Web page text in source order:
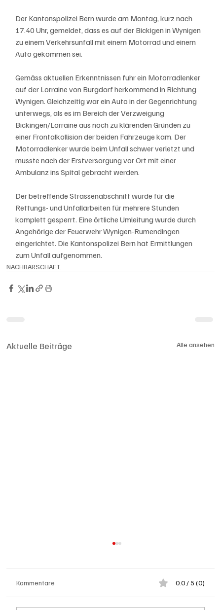
Der Kantonspolizei Bern wurde am Montag, kurz nach
17.40 Uhr, gemeldet, dass es auf der Bickigen in Wynigen
zu einem Verkehrsunfall mit einem Motorrad und einem
Auto gekommen sei.
Gemäss aktuellen Erkenntnissen fuhr ein Motorradlenker
auf der Lorraine von Burgdorf herkommend in Richtung
Wynigen. Gleichzeitig war ein Auto in der Gegenrichtung
unterwegs, als es im Bereich der Verzweigung
Bickingen/Lorraine aus noch zu klärenden Gründen zu
einer Frontalkollision der beiden Fahrzeuge kam. Der
Motorradlenker wurde beim Unfall schwer verletzt und
musste nach der Erstversorgung vor Ort mit einer
Ambulanz ins Spital gebracht werden.
Der betreffende Strassenabschnitt wurde für die
Rettungs- und Unfallarbeiten für mehrere Stunden
komplett gesperrt. Eine örtliche Umleitung wurde durch
Angehörige der Feuerwehr Wynigen-Rumendingen
eingerichtet. Die Kantonspolizei Bern hat Ermittlungen
zum Unfall aufgenommen.
NACHBARSCHAFT
Aktuelle Beiträge Alle ansehen
Kommentare 0.0 / 5 (0)